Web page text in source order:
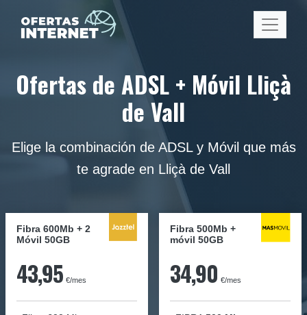
Ofertas de ADSL + Móvil Lliçà
de Vall
Elige la combinación de ADSL y Móvil que más
te agrade en Lliçà de Vall
Fibra 600Mb + 2
Móvil 50GB
43,95 €/mes
Fibra 500Mb +
móvil 50GB
34,90 €/mes